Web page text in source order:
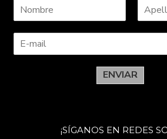
o
b
p
l
d
ENVIAR
¡SÍGANOS EN REDES